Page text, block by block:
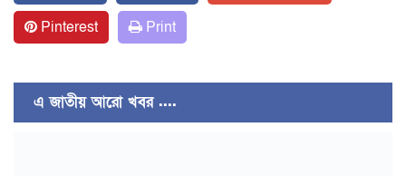
Pinterest
Print
এ জাতীয় আরো খবর ....